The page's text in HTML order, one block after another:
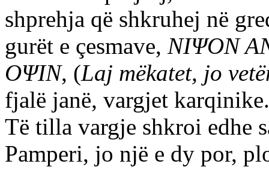
shprehja që shkruhej në
gurët e çesmave, NΙΨΟΝ
ΟΨΙΝ, (Laj mëkatet, jo
fjalë janë, vargjet karqinike.
Të tilla vargje shkroi edhe
Pamperi, jo një e dy por,